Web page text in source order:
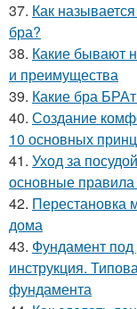
37. Как
бра?
38. Какие бывают
и преимущества
39. Какие бра
40. Создание
10 основных
41. Уход за
основные правила
42. Перестановка
дома
43. Фундамент
инструкция.
фундамента